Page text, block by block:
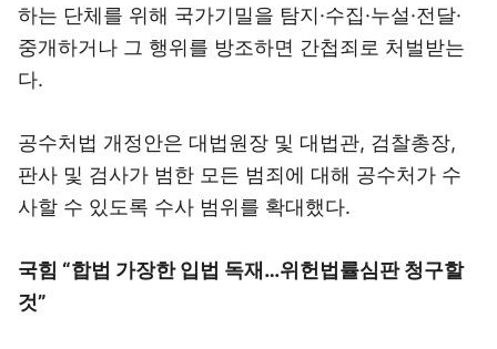
하는 단체를 위해 국가기밀을 탐지·수집·누설·전달·
중개하거나 그 행위를 방조하면 간첩죄로 처벌받는
다.
공수처법 개정안은 대법원장 및 대법관, 검찰총장,
판사 및 검사가 범한 모든 범죄에 대해 공수처가 수
사할 수 있도록 수사 범위를 확대했다.
국힘 “합법 가장한 입법 독재…위헌법률심판 청구할
것”